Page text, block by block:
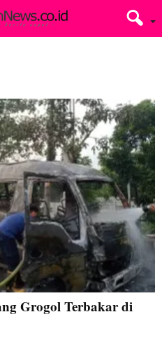
Grogol Terbakar di